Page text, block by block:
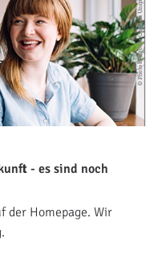
- es sind noch
der Homepage. Wir